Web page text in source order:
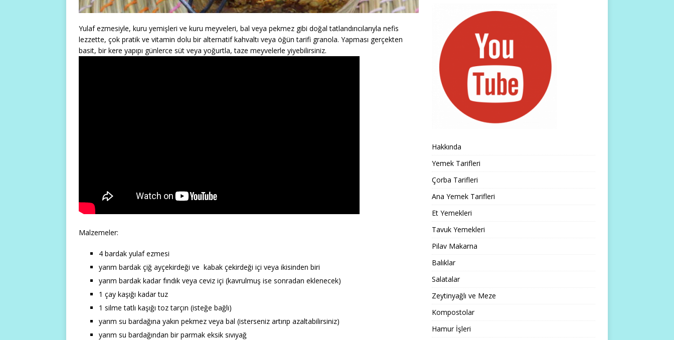
Yulaf ezmesiyle, kuru yemişleri ve kuru meyveleri, bal veya pekmez gibi doğal tatlandırıcılarıyla nefis
lezzette, çok pratik ve vitamin dolu bir alternatif kahvaltı veya öğün tarifi granola. Yapması gerçekten
basit, bir kere yapıpı günlerce süt veya yoğurtla, taze meyvelerle yiyebilirsiniz.
Malzemeler:
4 bardak yulaf ezmesi
yarım bardak çiğ ayçekirdeği ve kabak çekirdeği içi veya ikisinden biri
yarım bardak kadar fındık veya ceviz içi (kavrulmuş ise sonradan eklenecek)
1 çay kaşığı kadar tuz
1 silme tatlı kaşığı toz tarçın (isteğe bağlı)
yarım su bardağına yakın pekmez veya bal (isterseniz artırıp azaltabilirsiniz)
yarım su bardağından bir parmak eksik sıvıyağ
Hakkında
Yemek Tarifleri
Çorba Tarifleri
Ana Yemek Tarifleri
Et Yemekleri
Tavuk Yemekleri
Pilav Makarna
Balıklar
Salatalar
Zeytinyağlı ve Meze
Kompostolar
Hamur İşleri